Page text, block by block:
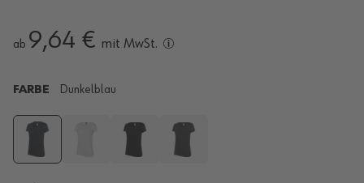
ab 9,64 € mit MwSt.
FARBE Dunkelblau